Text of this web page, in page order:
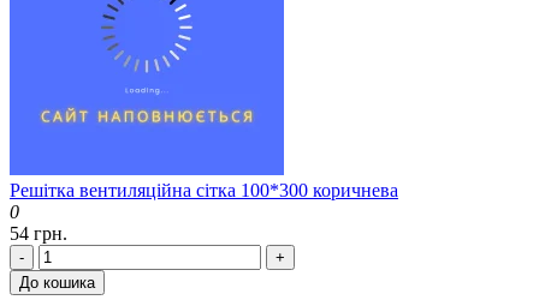
Решітка вентиляційна сітка 100*300 коричнева
0
54 грн.
-
+
До кошика